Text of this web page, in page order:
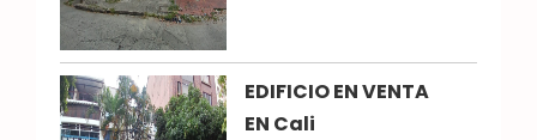
EDIFICIO EN VENTA
EN Cali